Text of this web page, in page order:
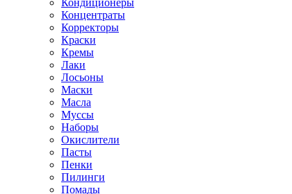
Кондиционеры
Концентраты
Корректоры
Краски
Кремы
Лаки
Лосьоны
Маски
Масла
Муссы
Наборы
Окислители
Пасты
Пенки
Пилинги
Помады